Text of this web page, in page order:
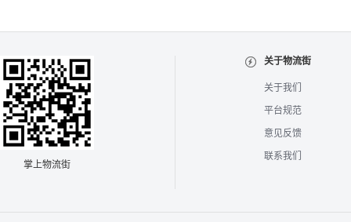
掌上物流街
关于物流街
关于我们
平台规范
意见反馈
联系我们